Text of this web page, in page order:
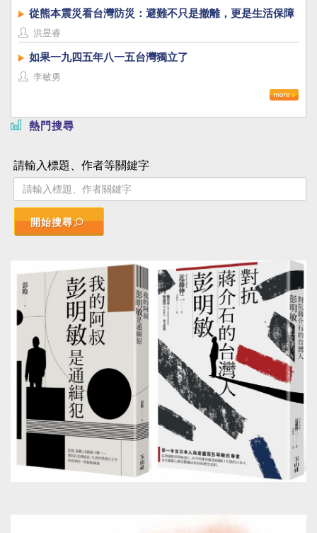
從熊本震災看台灣防災：避難不只是撤離，更是生活保障
洪昱睿
如果一九四五年八一五台灣獨立了
李敏勇
熱門搜尋
請輸入標題、作者等關鍵字
開始搜尋